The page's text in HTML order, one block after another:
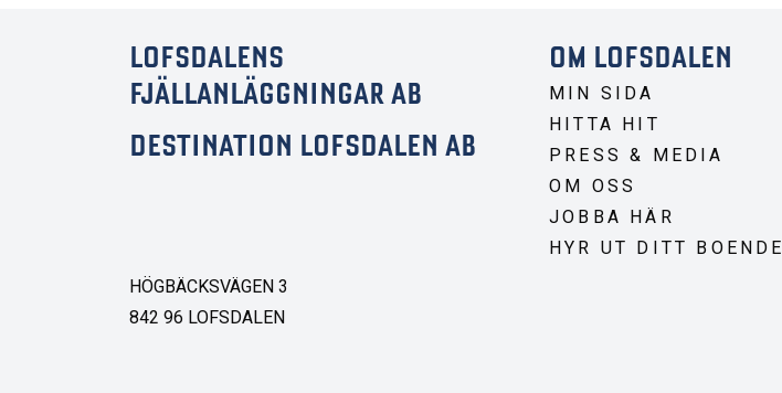
LOFSDALENS
FJÄLLANLÄGGNINGAR AB
DESTINATION LOFSDALEN AB
HÖGBÄCKSVÄGEN 3
842 96 LOFSDALEN
OM LOFSDALEN
MIN SIDA
HITTA HIT
PRESS & MEDIA
OM OSS
JOBBA HÄR
HYR UT DITT BOENDE